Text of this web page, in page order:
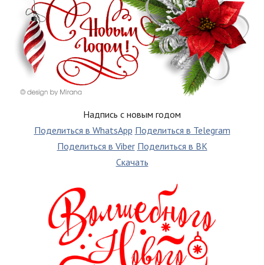
Надпись с новым годом
Поделиться в WhatsApp Поделиться в Telegram
Поделиться в Viber Поделиться в ВК
Скачать